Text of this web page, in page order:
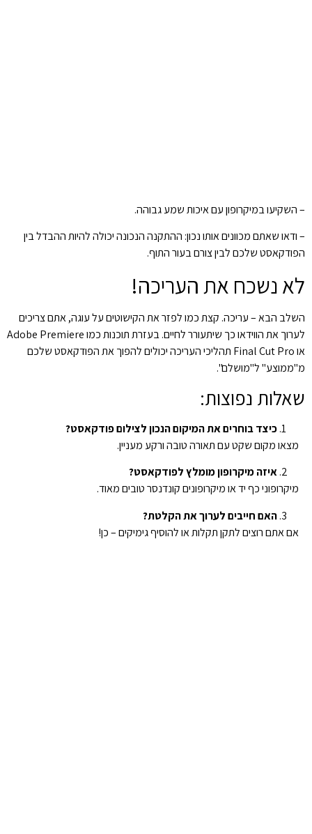
– השקיעו במיקרופון עם איכות שמע גבוהה.
– ודאו שאתם מכוונים אותו נכון: ההתקנה הנכונה יכולה להיות ההבדל בין
הפודקאסט שלכם לבין צורם בעור התוף.
לא נשכח את העריכה!
השלב הבא – עריכה. קצת כמו לפזר את הקישוטים על עוגה, אתם צריכים
לערוך את הווידאו כך שיתעורר לחיים. בעזרת תוכנות כמו Adobe Premiere
או Final Cut Pro תהליכי העריכה יכולים להפוך את הפודקאסט שלכם
מ"ממוצע" ל"מושלם".
שאלות נפוצות:
כיצד בוחרים את המיקום הנכון לצילום פודקאסט?
מצאו מקום שקט עם תאורה טובה ורקע מעניין.
איזה מיקרופון מומלץ לפודקאסט?
מיקרופוני כף יד או מיקרופונים קונדנסר טובים מאוד.
האם חייבים לערוך את הקלטת?
אם אתם רוצים לתקן תקלות או להוסיף גימיקים – כן!